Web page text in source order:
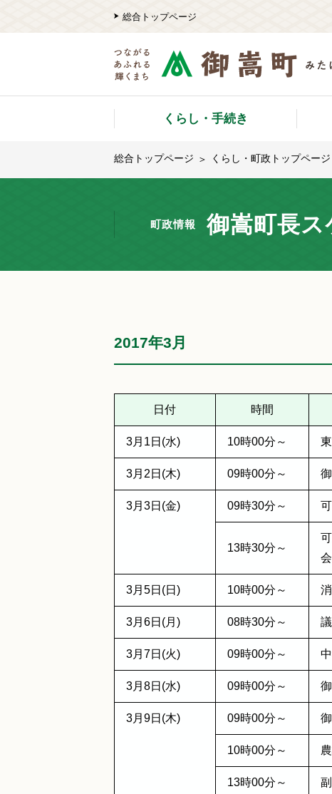
総合トップページ
くらし・手続き
総合トップページ くらし・町政トップページ
町政情報 御嵩町長ス
2017年3月
日付 時間
3月1日(水) 10時00分～
3月2日(木) 09時00分～
3月3日(金) 09時30分～
13時30分～
会
3月5日(日) 10時00分～
3月6日(月) 08時30分～
3月7日(火) 09時00分～
3月8日(水) 09時00分～
3月9日(木) 09時00分～
10時00分～
13時00分～